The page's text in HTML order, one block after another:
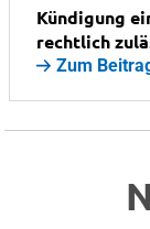
Kündigung
rechtlich
Zum